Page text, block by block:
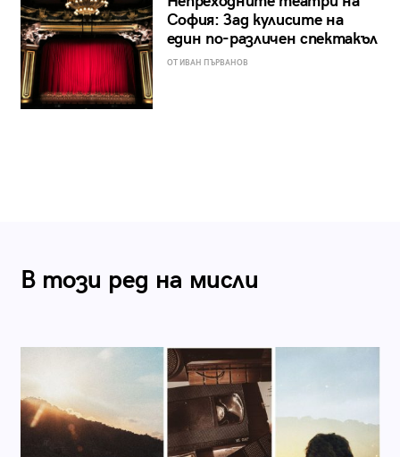
София: Зад кулисите на
един по-различен спектакъл
ОТ ИВАН ПЪРВАНОВ
В този ред на мисли